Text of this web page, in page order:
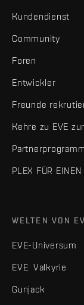
Kundendienst
Community
Foren
Entwickler
Freunde
Kehre zu EVE
PLEX FÜR EINEN
WELTEN VON
EVE-Universum
EVE: Valkyrie
Gunjack